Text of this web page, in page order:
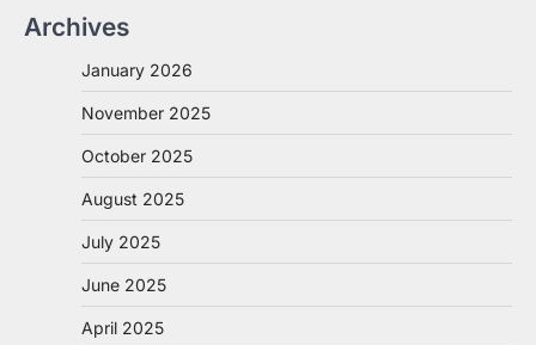
Archives
January 2026
November 2025
October 2025
August 2025
July 2025
June 2025
April 2025